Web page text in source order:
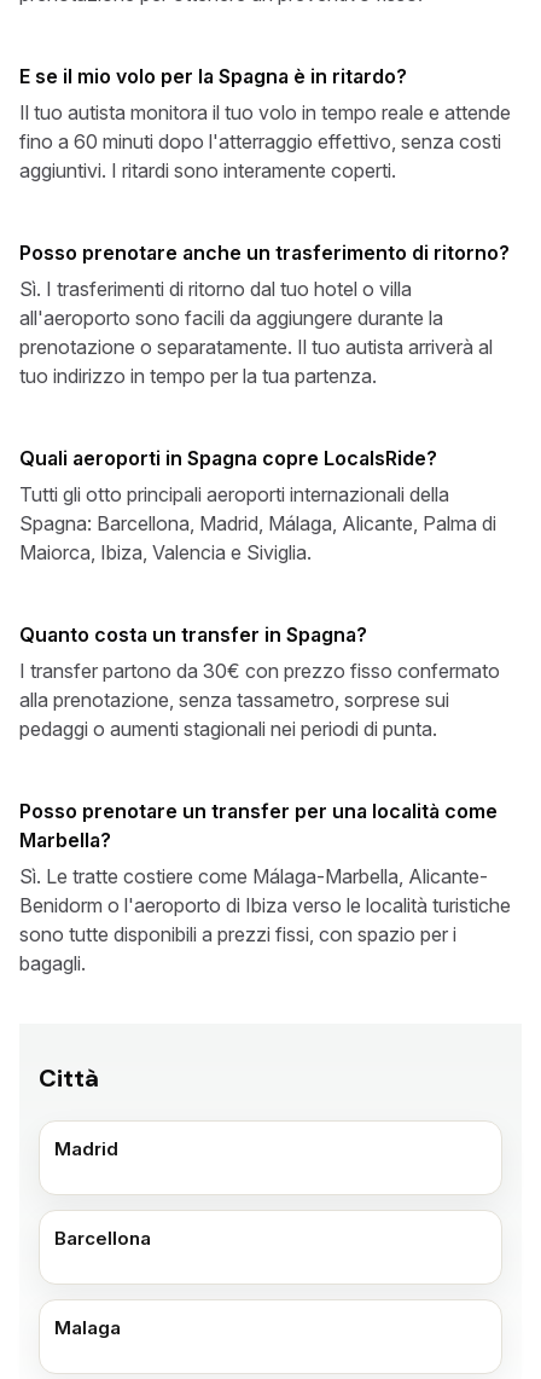
E se il mio volo per la Spagna è in ritardo?
Il tuo autista monitora il tuo volo in tempo reale e attende
fino a 60 minuti dopo l'atterraggio effettivo, senza costi
aggiuntivi. I ritardi sono interamente coperti.
Posso prenotare anche un trasferimento di ritorno?
Sì. I trasferimenti di ritorno dal tuo hotel o villa
all'aeroporto sono facili da aggiungere durante la
prenotazione o separatamente. Il tuo autista arriverà al
tuo indirizzo in tempo per la tua partenza.
Quali aeroporti in Spagna copre LocalsRide?
Tutti gli otto principali aeroporti internazionali della
Spagna: Barcellona, Madrid, Málaga, Alicante, Palma di
Maiorca, Ibiza, Valencia e Siviglia.
Quanto costa un transfer in Spagna?
I transfer partono da 30€ con prezzo fisso confermato
alla prenotazione, senza tassametro, sorprese sui
pedaggi o aumenti stagionali nei periodi di punta.
Posso prenotare un transfer per una località come
Marbella?
Sì. Le tratte costiere come Málaga-Marbella, Alicante-
Benidorm o l'aeroporto di Ibiza verso le località turistiche
sono tutte disponibili a prezzi fissi, con spazio per i
bagagli.
Città
Madrid
Barcellona
Malaga